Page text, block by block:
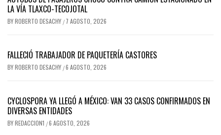
LA VÍA TLAXCO-TECOJOTAL
BYROBERTO DESACHY / 7 AGOSTO, 2026
FALLECIÓ TRABAJADOR DE PAQUETERÍA CASTORES
BYROBERTO DESACHY /6 AGOSTO, 2026
CYCLOSPORA YA LLEGÓ A MÉXICO: VAN 33 CASOS CONFIRMADOS EN
DIVERSAS ENTIDADES
BYREDACCION1 /6 AGOSTO, 2026